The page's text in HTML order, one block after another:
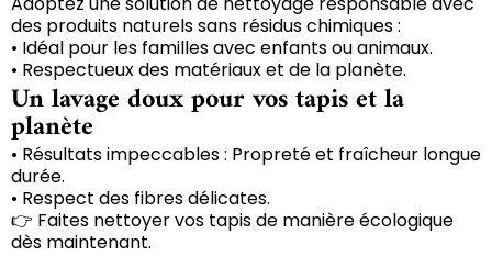
des produits naturels sans résidus chimiques :
• Idéal pour les familles avec enfants ou animaux.
• Respectueux des matériaux et de la planète.
Un lavage doux pour vos tapis et la
planète
• Résultats impeccables : Propreté et fraîcheur longue
durée.
• Respect des fibres délicates.
👉 Faites nettoyer vos tapis de manière écologique
dès maintenant.